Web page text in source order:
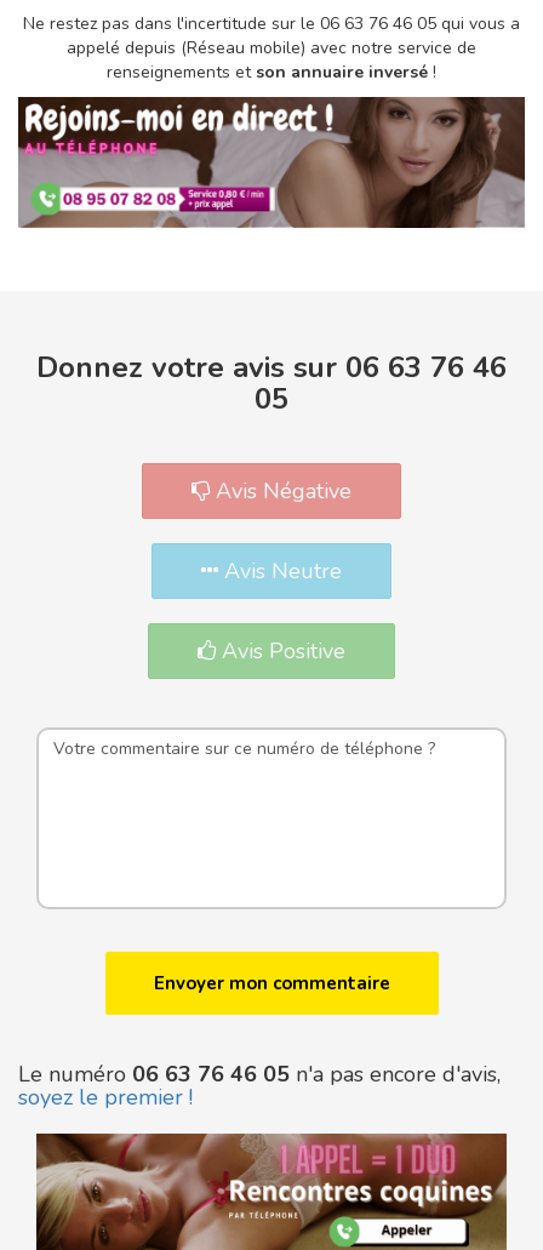
Ne restez pas dans l'incertitude sur le 06 63 76 46 05 qui vous a
appelé depuis (Réseau mobile) avec notre service de
renseignements et son annuaire inversé !
Donnez votre avis sur 06 63 76 46
05
Avis Négative
Avis Neutre
Avis Positive
Le numéro 06 63 76 46 05 n'a pas encore d'avis,
soyez le premier !